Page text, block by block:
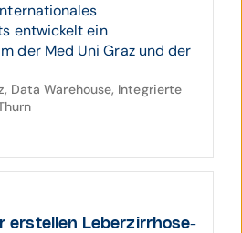
entwickelt ein
der Med Uni Graz und der
Data Warehouse, Integrierte
erstellen Leber­zirrhose-